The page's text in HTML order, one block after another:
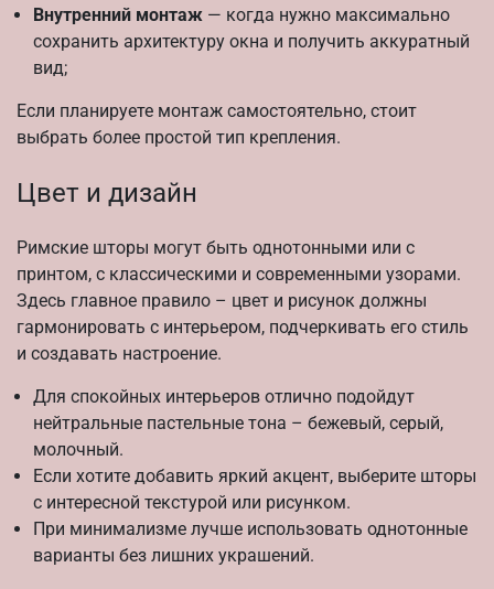
Внутренний монтаж — когда нужно максимально
сохранить архитектуру окна и получить аккуратный
вид;
Если планируете монтаж самостоятельно, стоит
выбрать более простой тип крепления.
Цвет и дизайн
Римские шторы могут быть однотонными или с
принтом, с классическими и современными узорами.
Здесь главное правило – цвет и рисунок должны
гармонировать с интерьером, подчеркивать его стиль
и создавать настроение.
Для спокойных интерьеров отлично подойдут
нейтральные пастельные тона – бежевый, серый,
молочный.
Если хотите добавить яркий акцент, выберите шторы
с интересной текстурой или рисунком.
При минимализме лучше использовать однотонные
варианты без лишних украшений.